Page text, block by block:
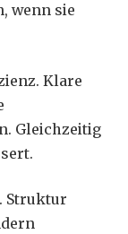
wenn sie
Klare
Gleichzeitig
Struktur